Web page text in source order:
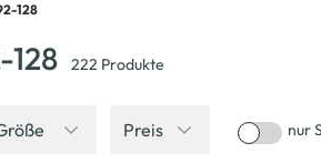
128
222 Produkte
Preis nur